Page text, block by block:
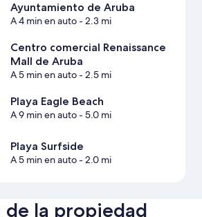
Ayuntamiento de Aruba
A 4 min en auto- 2.3 mi
Centro comercial Renaissance
Mall de Aruba
A 5 min en auto- 2.5 mi
Playa Eagle Beach
A 9 min en auto- 5.0 mi
Playa Surfside
A 5 min en auto- 2.0 mi
la propiedad